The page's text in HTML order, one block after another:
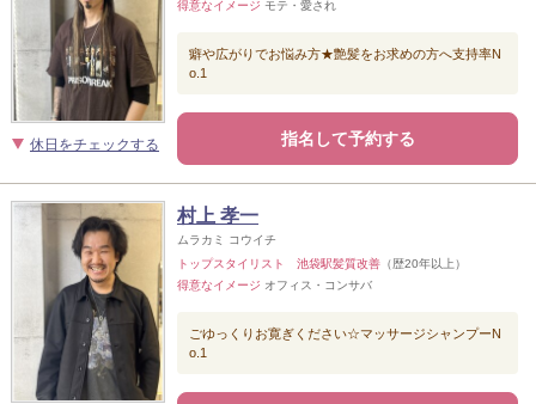
休日をチェックする
得意なイメージ モテ・愛され
癖や広がりでお悩み方★艶髪をお求めの方へ支持率N
o.1
指名して予約する
村上 孝一
ムラカミ コウイチ
トップスタイリスト 池袋駅髪質改善 （歴20年以上）
得意なイメージ オフィス・コンサバ
ごゆっくりお寛ぎください☆マッサージシャンプーN
o.1